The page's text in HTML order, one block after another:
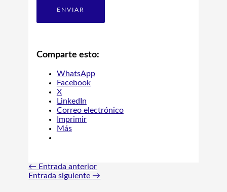
ENVIAR
Comparte esto:
WhatsApp
Facebook
X
LinkedIn
Correo electrónico
Imprimir
Más
← Entrada anterior
Entrada siguiente →